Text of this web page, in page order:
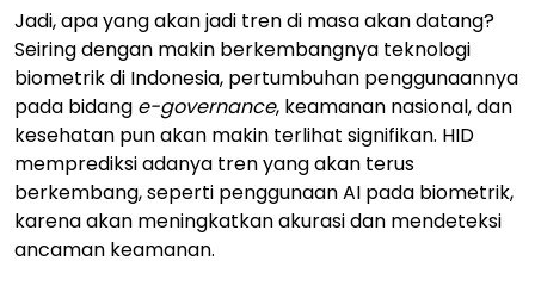
Jadi, apa yang akan jadi tren di masa akan datang?
Seiring dengan makin berkembangnya teknologi
biometrik di Indonesia, pertumbuhan penggunaannya
pada bidang e-governance, keamanan nasional, dan
kesehatan pun akan makin terlihat signifikan. HID
memprediksi adanya tren yang akan terus
berkembang, seperti penggunaan AI pada biometrik,
karena akan meningkatkan akurasi dan mendeteksi
ancaman keamanan.